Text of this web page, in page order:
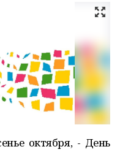
октября, - День